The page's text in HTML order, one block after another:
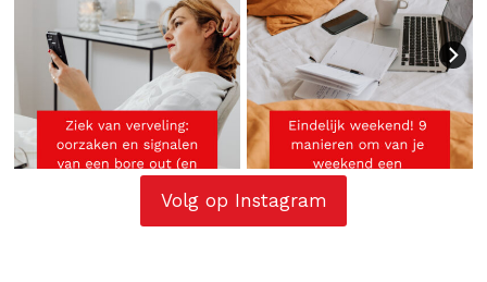
Volg op Instagram